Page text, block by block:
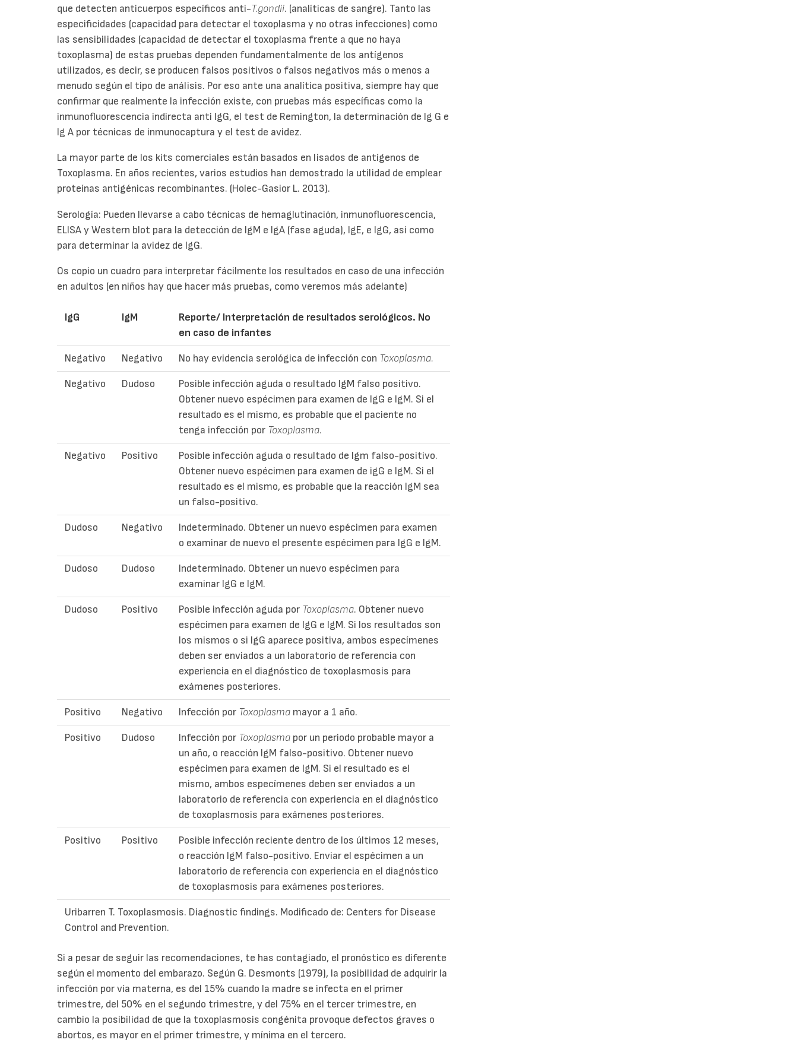
que detecten anticuerpos específicos anti-T.gondii. (analíticas de sangre). Tanto las
especificidades (capacidad para detectar el toxoplasma y no otras infecciones) como
las sensibilidades (capacidad de detectar el toxoplasma frente a que no haya
toxoplasma) de estas pruebas dependen fundamentalmente de los antígenos
utilizados, es decir, se producen falsos positivos o falsos negativos más o menos a
menudo según el tipo de análisis. Por eso ante una analítica positiva, siempre hay que
confirmar que realmente la infección existe, con pruebas más específicas como la
inmunofluorescencia indirecta anti IgG, el test de Remington, la determinación de Ig G e
Ig A por técnicas de inmunocaptura y el test de avidez.
La mayor parte de los kits comerciales están basados en lisados de antígenos de
Toxoplasma. En años recientes, varios estudios han demostrado la utilidad de emplear
proteínas antigénicas recombinantes. (Holec-Gasior L. 2013).
Serología: Pueden llevarse a cabo técnicas de hemaglutinación, inmunofluorescencia,
ELISA y Western blot para la detección de IgM e IgA (fase aguda), IgE, e IgG, asi como
para determinar la avidez de IgG.
Os copio un cuadro para interpretar fácilmente los resultados en caso de una infección
en adultos (en niños hay que hacer más pruebas, como veremos más adelante)
IgG IgM
Reporte/ Interpretación de resultados serológicos. No
en caso de infantes
Negativo Negativo No hay evidencia serológica de infección con Toxoplasma.
Negativo Dudoso
Posible infección aguda o resultado IgM falso positivo.
Obtener nuevo espécimen para examen de IgG e IgM. Si el
resultado es el mismo, es probable que el paciente no
tenga infección por Toxoplasma.
Negativo Positivo
Posible infección aguda o resultado de Igm falso-positivo.
Obtener nuevo espécimen para examen de igG e IgM. Si el
resultado es el mismo, es probable que la reacción IgM sea
un falso-positivo.
Dudoso Negativo
Indeterminado. Obtener un nuevo espécimen para examen
o examinar de nuevo el presente espécimen para IgG e IgM.
Dudoso Dudoso
Indeterminado. Obtener un nuevo espécimen para
examinar IgG e IgM.
Dudoso Positivo Posible infección aguda por Toxoplasma. Obtener nuevo
espécimen para examen de IgG e IgM. Si los resultados son
los mismos o si IgG aparece positiva, ambos especímenes
deben ser enviados a un laboratorio de referencia con
experiencia en el diagnóstico de toxoplasmosis para
exámenes posteriores.
Positivo Negativo Infección por Toxoplasma mayor a 1 año.
Positivo Dudoso Infección por Toxoplasma por un periodo probable mayor a
un año, o reacción IgM falso-positivo. Obtener nuevo
espécimen para examen de IgM. Si el resultado es el
mismo, ambos especímenes deben ser enviados a un
laboratorio de referencia con experiencia en el diagnóstico
de toxoplasmosis para exámenes posteriores.
Positivo Positivo
Posible infección reciente dentro de los últimos 12 meses,
o reacción IgM falso-positivo. Enviar el espécimen a un
laboratorio de referencia con experiencia en el diagnóstico
de toxoplasmosis para exámenes posteriores.
Uribarren T. Toxoplasmosis. Diagnostic findings. Modificado de: Centers for Disease
Control and Prevention.
Si a pesar de seguir las recomendaciones, te has contagiado, el pronóstico es diferente
según el momento del embarazo. Según G. Desmonts (1979), la posibilidad de adquirir la
infección por vía materna, es del 15% cuando la madre se infecta en el primer
trimestre, del 50% en el segundo trimestre, y del 75% en el tercer trimestre, en
cambio la posibilidad de que la toxoplasmosis congénita provoque defectos graves o
abortos, es mayor en el primer trimestre, y mínima en el tercero.